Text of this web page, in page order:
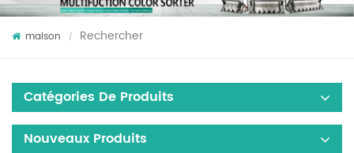
maison / Rechercher
Catégories De Produits
Nouveaux Produits